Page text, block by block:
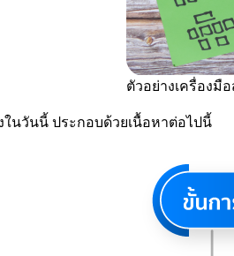
ตัวอย่างเครื่องมื
ในวันนี้ ประกอบด้วยเนื้อหาต่อไปนี้